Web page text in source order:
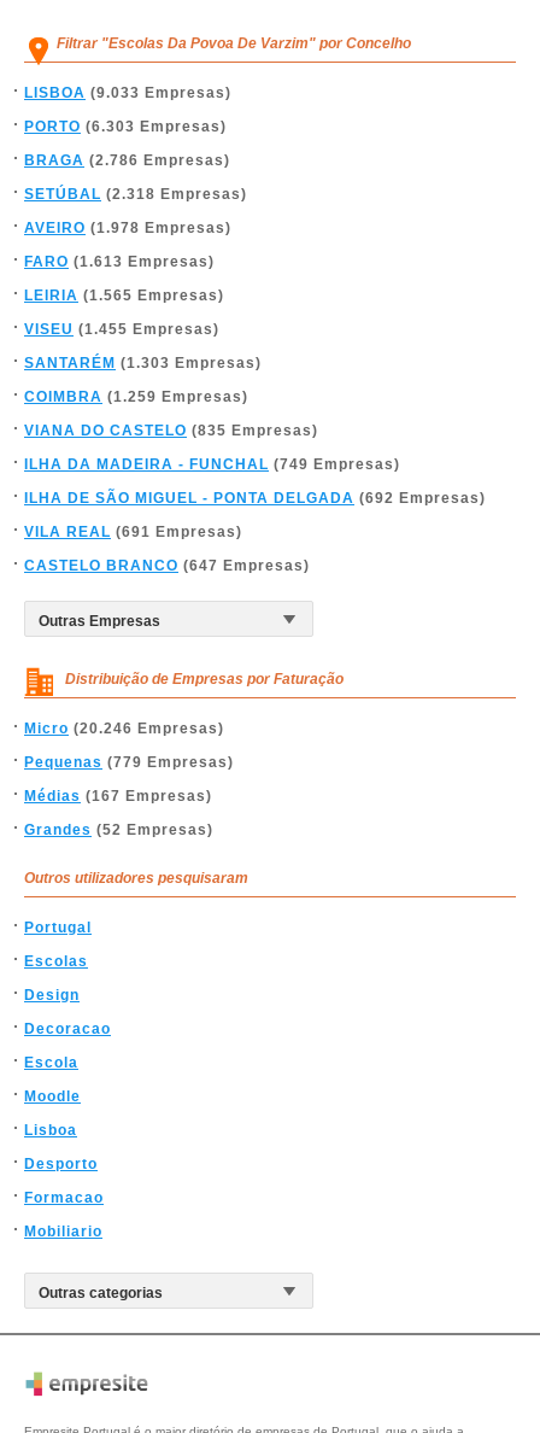
Filtrar "Escolas Da Povoa De Varzim" por Concelho
LISBOA (9.033 Empresas)
PORTO (6.303 Empresas)
BRAGA (2.786 Empresas)
SETÚBAL (2.318 Empresas)
AVEIRO (1.978 Empresas)
FARO (1.613 Empresas)
LEIRIA (1.565 Empresas)
VISEU (1.455 Empresas)
SANTARÉM (1.303 Empresas)
COIMBRA (1.259 Empresas)
VIANA DO CASTELO (835 Empresas)
ILHA DA MADEIRA - FUNCHAL (749 Empresas)
ILHA DE SÃO MIGUEL - PONTA DELGADA (692 Empresas)
VILA REAL (691 Empresas)
CASTELO BRANCO (647 Empresas)
Distribuição de Empresas por Faturação
Micro (20.246 Empresas)
Pequenas (779 Empresas)
Médias (167 Empresas)
Grandes (52 Empresas)
Outros utilizadores pesquisaram
Portugal
Escolas
Design
Decoracao
Escola
Moodle
Lisboa
Desporto
Formacao
Mobiliario